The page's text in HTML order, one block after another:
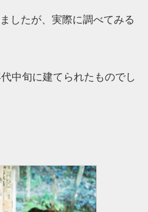
したが、実際に調べてみる
中旬に建てられたものでし